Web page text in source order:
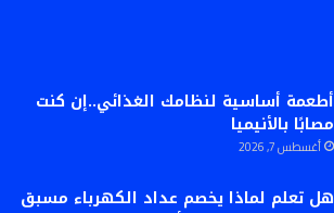
أطعمة أساسية لنظامك الغذائي..إن كنت
مصابًا بالأنيميا
أغسطس 7, 2026
هل تعلم لماذا يخصم عداد الكهرباء مسبق